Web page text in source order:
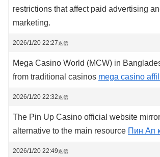
restrictions that affect paid advertising
marketing.
2026/1/20 22:27返信
Mega Casino World (MCW) in
from traditional casinos mega casino
2026/1/20 22:32返信
The Pin Up Casino official website
alternative to the main resource Пин Ап
2026/1/20 22:49返信